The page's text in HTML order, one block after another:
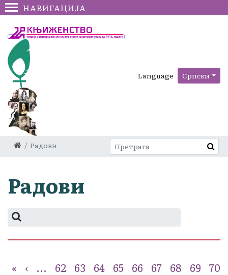
НАВИГАЦИЈА
Language Српски
Радови
Радови
« ‹ ... 62 63 64 65 66 67 68 69 70